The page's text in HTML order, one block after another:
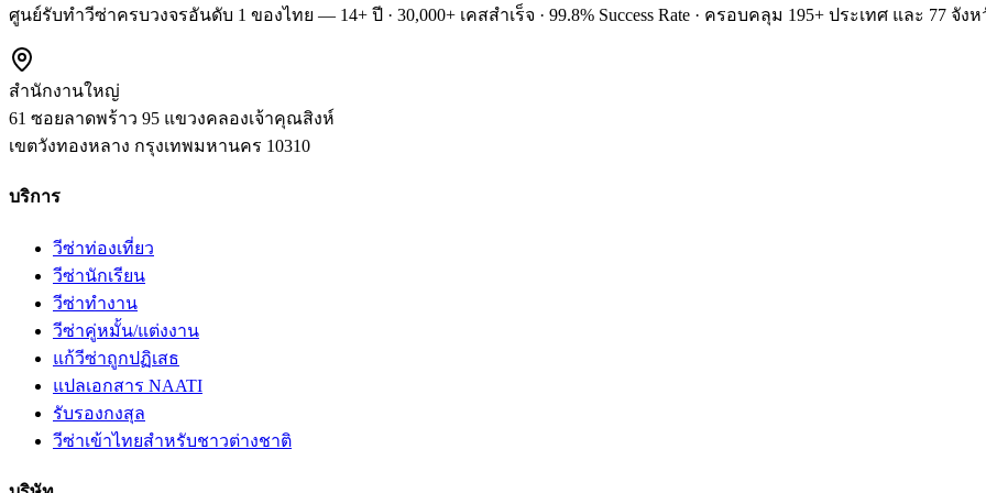
ศูนย์รับทำวีซ่าครบวงจรอันดับ 1 ของไทย — 14+ ปี · 30,000+ เคสสำเร็จ · 99.8% Success Rate · ครอบคลุม 195+ ประเทศ และ 77 จัง
สำนักงานใหญ่
61 ซอยลาดพร้าว 95 แขวงคลองเจ้าคุณสิงห์
เขตวังทองหลาง กรุงเทพมหานคร 10310
บริการ
วีซ่าท่องเที่ยว
วีซ่านักเรียน
วีซ่าทำงาน
วีซ่าคู่หมั้น/แต่งงาน
แก้วีซ่าถูกปฏิเสธ
แปลเอกสาร NAATI
รับรองกงสุล
วีซ่าเข้าไทยสำหรับชาวต่างชาติ